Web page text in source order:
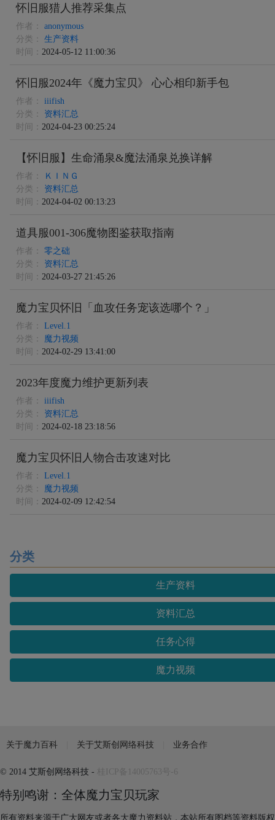
怀旧服猎人推荐采集点
作者：
anonymous
分类：
生产资料
时间： 2024-05-12 11:00:36
怀旧服2024年《魔力宝贝》 心心相印新手包
作者：
iiifish
分类：
资料汇总
时间： 2024-04-23 00:25:24
【怀旧服】生命涌泉&魔法涌泉兑换详解
作者：
ＫＩＮＧ
分类：
资料汇总
时间： 2024-04-02 00:13:23
道具服001-306魔物图鉴获取指南
作者：
零之础
分类：
资料汇总
时间： 2024-03-27 21:45:26
魔力宝贝怀旧「血攻任务宠该选哪个？」
作者：
Level.1
分类：
魔力视频
时间： 2024-02-29 13:41:00
2023年度魔力维护更新列表
作者：
iiifish
分类：
资料汇总
时间： 2024-02-18 23:18:56
魔力宝贝怀旧人物合击攻速对比
作者：
Level.1
分类：
魔力视频
时间： 2024-02-09 12:42:54
分类
生产资料
资料汇总
任务心得
魔力视频
关于魔力百科 关于艾斯创网络科技 业务合作
© 2014 艾斯创网络科技 - 桂ICP备14005763号-6
特别鸣谢：全体魔力宝贝玩家
所有资料来源于广大网友或者各大魔力资料站，本站所有图档等资料版